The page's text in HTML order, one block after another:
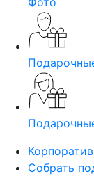
Собрать